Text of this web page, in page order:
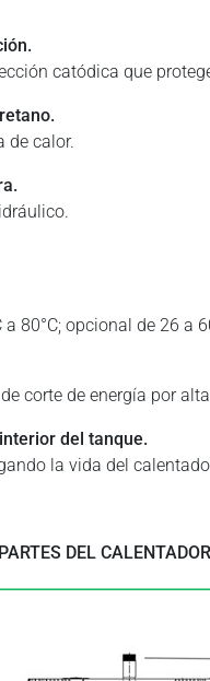
catódica que
de calor.
80°C; opcional de 26 a
corte de energía por
del tanque.
la vida del
PARTES DEL